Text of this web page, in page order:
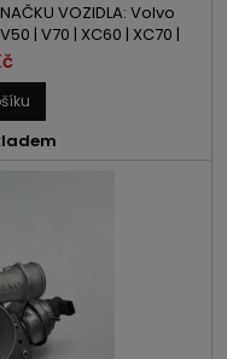
VOZIDLA: Volvo
| V70 | XC60 | XC70 |
| D5244T5 | D5244T8 |
D D5 VÝKON: 163PS /
ROK VÝROBY: 2005 -